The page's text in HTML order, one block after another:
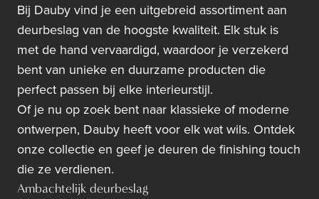
Bij Dauby vind je een uitgebreid assortiment aan
deurbeslag van de hoogste kwaliteit. Elk stuk is
met de hand vervaardigd, waardoor je verzekerd
bent van unieke en duurzame producten die
perfect passen bij elke interieurstijl.
Of je nu op zoek bent naar klassieke of moderne
ontwerpen, Dauby heeft voor elk wat wils. Ontdek
onze collectie en geef je deuren de finishing touch
die ze verdienen.
Ambachtelijk deurbeslag